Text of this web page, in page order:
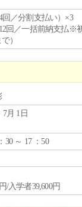
回／分割支払い）×3
回／一括前納支払※
）
7月 1日
30 ～ 17 ：50
/入学者39,600円